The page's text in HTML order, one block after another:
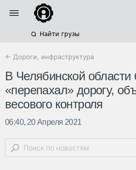
Найти грузы
← Дороги, инфраструктура
В Челябинской области
«перепахал» дорогу,
весового контроля
06:40, 20 Апреля 2021